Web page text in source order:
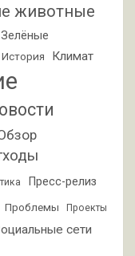
животные
Зелёные
История Климат
Пресс-релиз
Проблемы Проекты
сети